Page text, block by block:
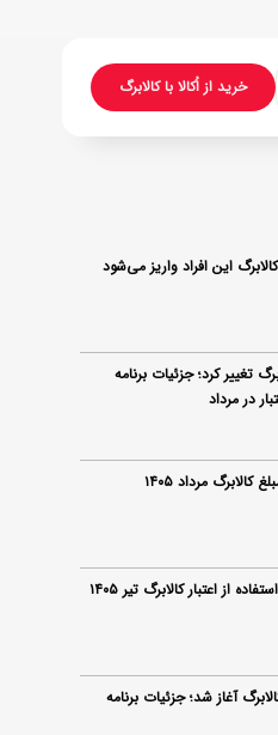
خرید از اُکالا با کالابرگجستجو...
تغییر کرد؛ جزئیات برنامه
در مرداد
کالابرگ مرداد ۱۴۰۵
از اعتبار کالابرگ تیر ۱۴۰۵
آغاز شد؛ جزئیات برنامه